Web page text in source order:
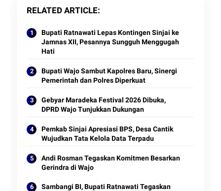
RELATED ARTICLE
Bupati Ratnawati Lepas Kontingen Sinjai ke
Jamnas XII, Pesannya Sungguh Menggugah
Hati
Bupati Wajo Sambut Kapolres Baru, Sinergi
Pemerintah dan Polres Diperkuat
Gebyar Maradeka Festival 2026 Dibuka,
DPRD Wajo Tunjukkan Dukungan
Pemkab Sinjai Apresiasi BPS, Desa Cantik
Wujudkan Tata Kelola Data Terpadu
Andi Rosman Tegaskan Komitmen Besarkan
Gerindra di Wajo
Sambangi BI, Bupati Ratnawati Tegaskan